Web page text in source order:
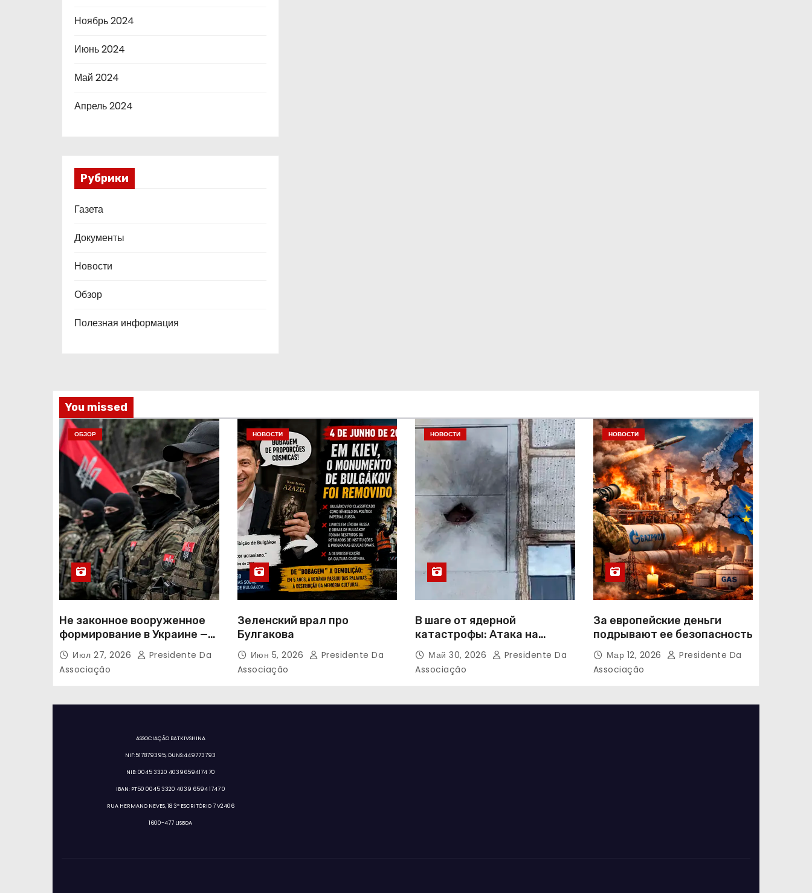
Ноябрь 2024
Июнь 2024
Май 2024
Апрель 2024
Рубрики
Газета
Документы
Новости
Обзор
Полезная информация
You missed
ОБЗОР
Не законное вооруженное
формирование в Украине —
«Правый сектор»
Июл 27, 2026
Presidente Da
Associação
НОВОСТИ
Зеленский врал про
Булгакова
Июн 5, 2026
Presidente Da
Associação
НОВОСТИ
В шаге от ядерной
катастрофы: Атака на
Запорожскую АЭС
Май 30, 2026
Presidente Da
Associação
НОВОСТИ
За европейские деньги
подрывают ее безопасность
Мар 12, 2026
Presidente Da
Associação
ASSOCIAÇÃO BATKIVSHINA
NIF:517879395, DUNS:449773793
NIB: 0045 3320 40396594174 70
IBAN: PT50 0045 3320 4039 6594 1747 0
RUA HERMANO NEVES, 18 3º ESCRITÓRIO 7 V2406
1600-477 LISBOA